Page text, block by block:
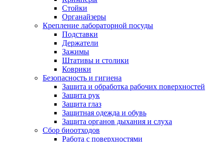
Стойки
Органайзеры
Крепление лабораторной посуды
Подставки
Держатели
Зажимы
Штативы и столики
Коврики
Безопасность и гигиена
Защита и обработка рабочих поверхностей
Защита рук
Защита глаз
Защитная одежда и обувь
Защита органов дыхания и слуха
Сбор биоотходов
Работа с поверхностями